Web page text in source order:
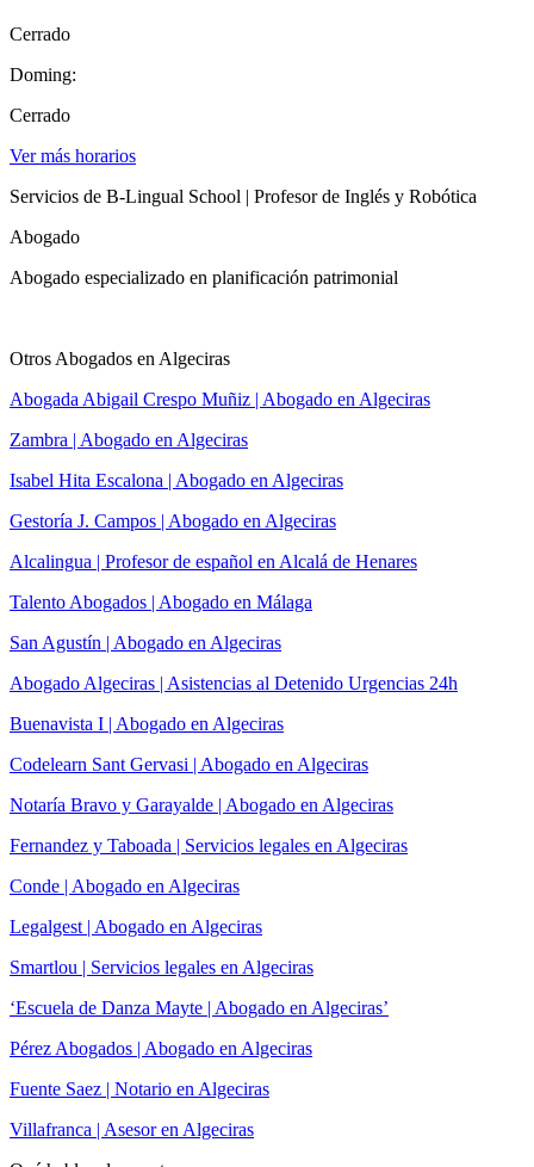
Cerrado
Doming:
Cerrado
Ver más horarios
Servicios de B-Lingual School | Profesor de Inglés y Robótica
Abogado
Abogado especializado en planificación patrimonial
Otros Abogados en Algeciras
Abogada Abigail Crespo Muñiz | Abogado en Algeciras
Zambra | Abogado en Algeciras
Isabel Hita Escalona | Abogado en Algeciras
Gestoría J. Campos | Abogado en Algeciras
Alcalingua | Profesor de español en Alcalá de Henares
Talento Abogados | Abogado en Málaga
San Agustín | Abogado en Algeciras
Abogado Algeciras | Asistencias al Detenido Urgencias 24h
Buenavista I | Abogado en Algeciras
Codelearn Sant Gervasi | Abogado en Algeciras
Notaría Bravo y Garayalde | Abogado en Algeciras
Fernandez y Taboada | Servicios legales en Algeciras
Conde | Abogado en Algeciras
Legalgest | Abogado en Algeciras
Smartlou | Servicios legales en Algeciras
‘Escuela de Danza Mayte | Abogado en Algeciras’
Pérez Abogados | Abogado en Algeciras
Fuente Saez | Notario en Algeciras
Villafranca | Asesor en Algeciras